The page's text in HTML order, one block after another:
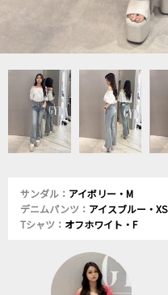
サンダル： アイボリー・M
デニムパンツ： アイスブルー・XS
Tシャツ： オフホワイト・F